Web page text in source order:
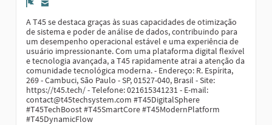
A T45 se destaca graças às suas capacidades de otimização
de sistema e poder de análise de dados, contribuindo para
um desempenho operacional estável e uma experiência de
usuário impressionante. Com uma plataforma digital flexível
e tecnologia avançada, a T45 rapidamente atrai a atenção da
comunidade tecnológica moderna. - Endereço: R. Espírita,
269 - Cambuci, São Paulo - SP, 01527-040, Brasil - Site:
https://t45.tech/ - Telefone: 021615341231 - E-mail:
contact@t45techsystem.com #T45DigitalSphere
#T45TechBoost #T45SmartCore #T45ModernPlatform
#T45DynamicFlow